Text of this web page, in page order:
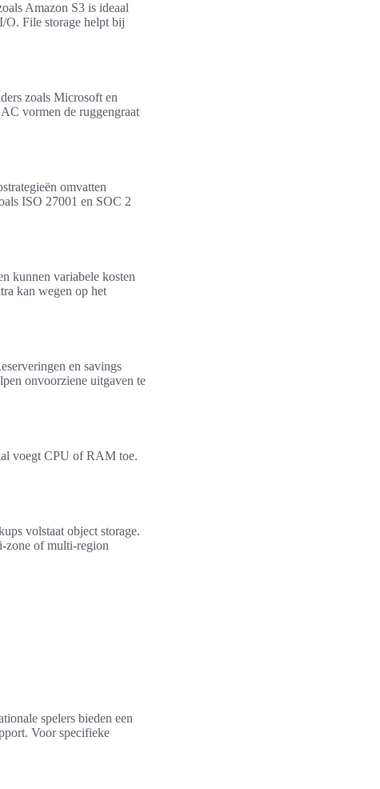
Amazon S3 is ideaal
O. File storage helpt bij
zoals Microsoft en
vormen de ruggengraat
omvatten
ISO 27001 en SOC 2
kunnen variabele kosten
kan wegen op het
en savings
onvoorziene uitgaven te
voegt CPU of RAM toe.
volstaat object storage.
zone of multi-region
spelers bieden een
Voor specifieke